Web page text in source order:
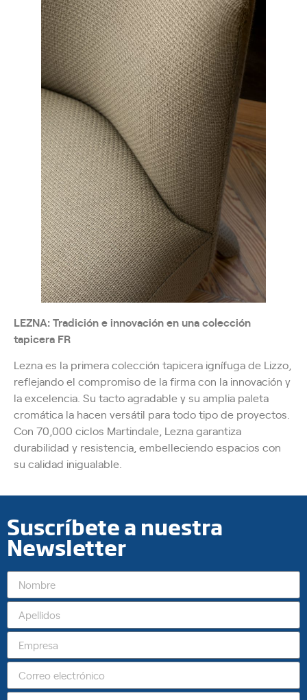
LEZNA: Tradición e innovación en una colección
tapicera FR
Lezna es la primera colección tapicera ignífuga de Lizzo,
reflejando el compromiso de la firma con la innovación y
la excelencia. Su tacto agradable y su amplia paleta
cromática la hacen versátil para todo tipo de proyectos.
Con 70,000 ciclos Martindale, Lezna garantiza
durabilidad y resistencia, embelleciendo espacios con
su calidad inigualable.
Suscríbete a nuestra
Newsletter